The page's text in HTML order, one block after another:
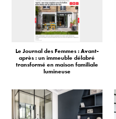
Le Journal des Femmes : Avant-
après : un immeuble délabré
transformé en maison familiale
lumineuse